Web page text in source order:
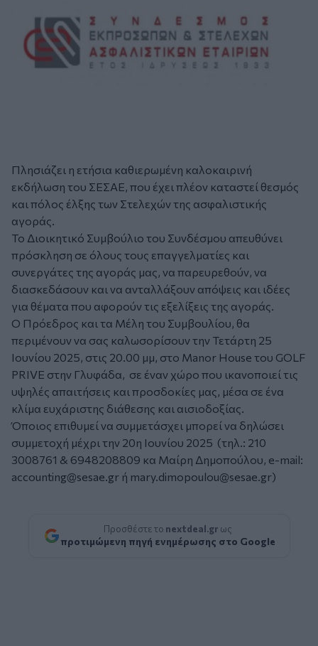
Πλησιάζει η ετήσια καθιερωμένη καλοκαιρινή
εκδήλωση του ΣΕΣΑΕ, που έχει πλέον καταστεί θεσμός
και πόλος έλξης των Στελεχών της ασφαλιστικής
αγοράς.
Το Διοικητικό Συμβούλιο του Συνδέσμου απευθύνει
πρόσκληση σε όλους τους επαγγελματίες και
συνεργάτες της αγοράς μας, να παρευρεθούν, να
διασκεδάσουν και να ανταλλάξουν απόψεις και ιδέες
για θέματα που αφορούν τις εξελίξεις της αγοράς.
Ο Πρόεδρος και τα Μέλη του Συμβουλίου, θα
περιμένουν να σας καλωσορίσουν την Τετάρτη 25
Ιουνίου 2025, στις 20.00 μμ, στο Manor House του GOLF
PRIVE στην Γλυφάδα, σε έναν χώρο που ικανοποιεί τις
υψηλές απαιτήσεις και προσδοκίες μας, μέσα σε ένα
κλίμα ευχάριστης διάθεσης και αισιοδοξίας.
Όποιος επιθυμεί να συμμετάσχει μπορεί να δηλώσει
συμμετοχή μέχρι την 20η Ιουνίου 2025 (τηλ.: 210
3008761 & 6948208809 κα Μαίρη Δημοπούλου, e-mail:
accounting@sesae.gr ή mary.dimopoulou@sesae.gr)
Προσθέστε το nextdeal.gr ως
προτιμώμενη πηγή ενημέρωσης στο Google